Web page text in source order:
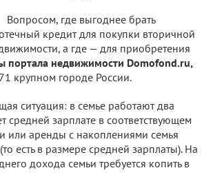
Вопросом, где выгоднее брать
кредит для покупки вторичной
а где — для приобретения
портала недвижимости Domofond.ru,
крупном городе России.
ситуация: в семье работают два
средней зарплате в соответствующем
или аренды с накоплениями семья
есть в размере средней зарплаты). На
дохода семьи требуется копить в